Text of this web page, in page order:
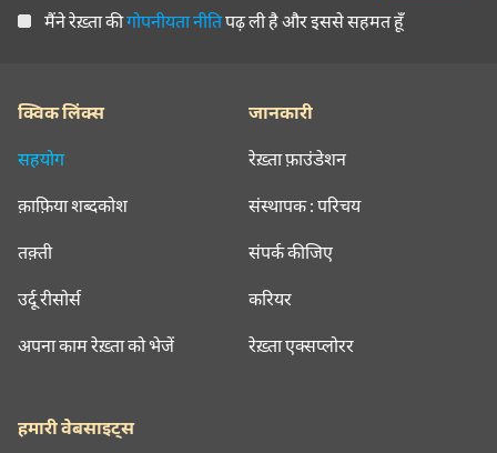
मैंने रेख़्ता कीगोपनीयता नीतिपढ़ ली है और इससे सहमत हूँ
क्विक लिंक्स
सहयोग
क़ाफ़िया शब्दकोश
तक़्ती
उर्दू रीसोर्स
अपना काम रेख़्ता को भेजें
जानकारी
रेख़्ता फ़ाउंडेशन
संस्थापक : परिचय
संपर्क कीजिए
करियर
रेख़्ता एक्सप्लोरर
हमारी वेबसाइट्स